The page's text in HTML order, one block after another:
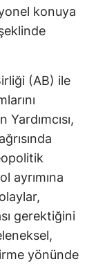
konuya
(AB) ile
ayrımına
gerektiğini
yönünde